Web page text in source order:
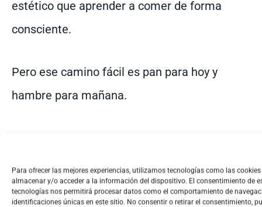
Para ofrecer las mejores experiencias, utilizamos tecnologías como las
almacenar y/o acceder a la información del dispositivo. El consentimiento de
tecnologías nos permitirá procesar datos como el comportamiento de
identificaciones únicas en este sitio. No consentir o retirar el consentimiento,
estético que aprender a comer de forma
consciente.
Pero ese camino fácil es pan para hoy y
hambre para mañana.
pierdan su forma y esencia …